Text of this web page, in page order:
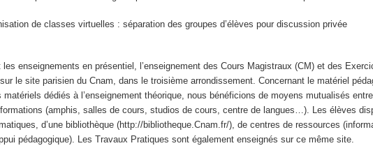
de classes virtuelles : séparation des groupes d’élèves pour discussion privée
les enseignements en présentiel, l’enseignement des Cours Magistraux (CM) et des
le site parisien du Cnam, dans le troisième arrondissement. Concernant le matériel
matériels dédiés à l’enseignement théorique, nous bénéficions de moyens mutualisés
(amphis, salles de cours, studios de cours, centre de langues…). Les élèves
d’une bibliothèque (http://bibliotheque.Cnam.fr/), de centres de ressources
pédagogique). Les Travaux Pratiques sont également enseignés sur ce même site.